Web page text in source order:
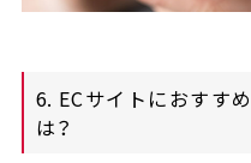
6. ECサイトにおすす
は？